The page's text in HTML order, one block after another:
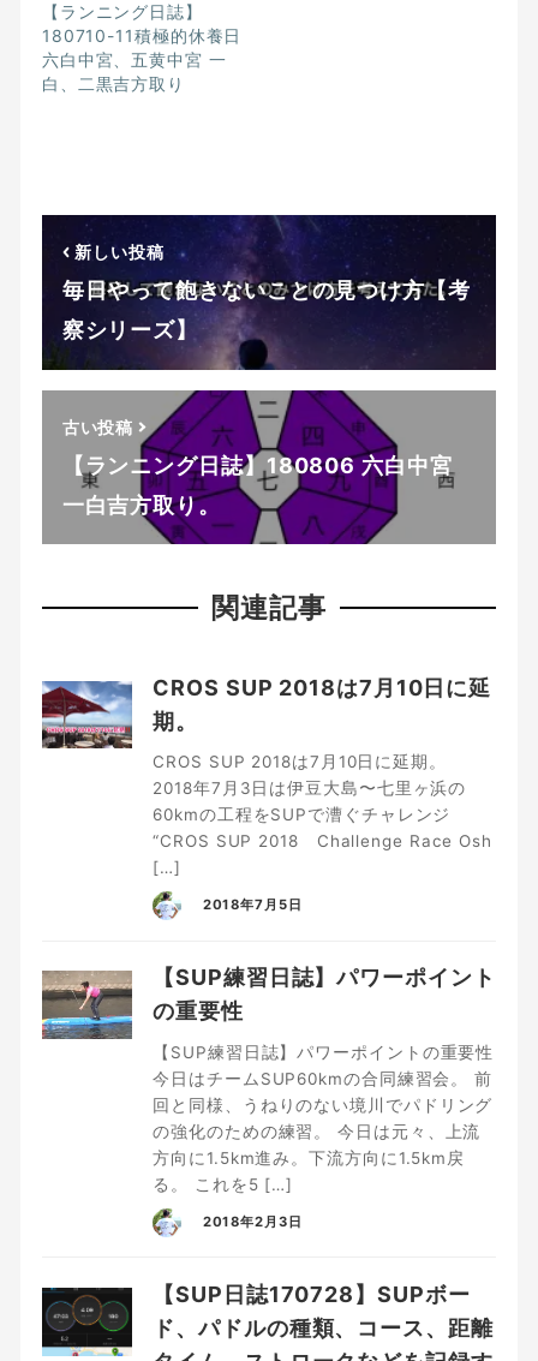
【ランニング日誌】
180710-11積極的休養日
六白中宮、五黄中宮 一
白、二黒吉方取り
新しい投稿
毎日やって飽きないことの見つけ方【考
察シリーズ】
古い投稿
【ランニング日誌】180806 六白中宮
一白吉方取り。
関連記事
CROS SUP 2018は7月10日に延
期。
CROS SUP 2018は7月10日に延期。
2018年7月3日は伊豆大島〜七里ヶ浜の
60kmの工程をSUPで漕ぐチャレンジ
“CROS SUP 2018 Challenge Race Osh
[…]
2018年7月5日
【SUP練習日誌】パワーポイント
の重要性
【SUP練習日誌】パワーポイントの重要性
今日はチームSUP60kmの合同練習会。 前
回と同様、うねりのない境川でパドリング
の強化のための練習。 今日は元々、上流
方向に1.5km進み。下流方向に1.5km戻
る。 これを5 […]
2018年2月3日
【SUP日誌170728】SUPボー
ド、パドルの種類、コース、距離